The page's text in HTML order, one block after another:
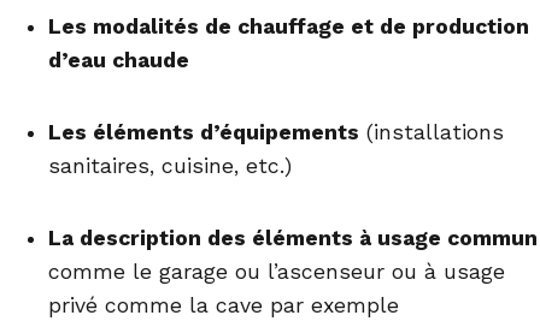
Les modalités de chauffage et de production
d’eau chaude
Les éléments d’équipements (installations
sanitaires, cuisine, etc.)
La description des éléments à usage commun
comme le garage ou l’ascenseur ou à usage
privé comme la cave par exemple